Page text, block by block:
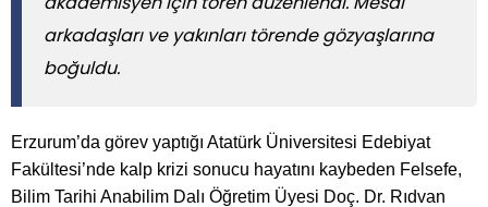
arkadaşları ve yakınları törende gözyaşlarına
boğuldu.
Erzurum’da görev yaptığı Atatürk Üniversitesi Edebiyat
Fakültesi’nde kalp krizi sonucu hayatını kaybeden Felsefe,
Bilim Tarihi Anabilim Dalı Öğretim Üyesi Doç. Dr. Rıdvan